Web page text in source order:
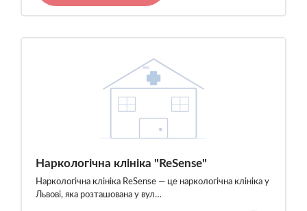
Наркологічна клініка "ReSense"
Наркологічна клініка ReSense — це наркологічна клініка у
Львові, яка розташована у вул…